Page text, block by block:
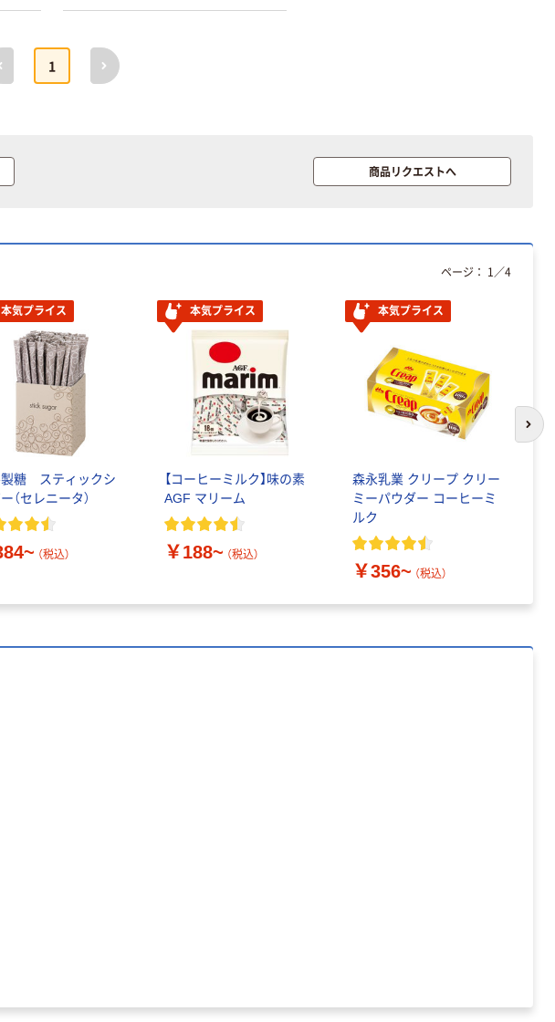
1
次へ
商品リクエストへ
本気プライス
製糖 スティックシ
（セレニータ）
（税込）
本気プライス
【コーヒーミルク】味の素
AGF マリーム
￥188~ （税込）
本気プライス
森永乳業 クリープ クリー
ミーパウダー コーヒーミ
ルク
￥356~ （税込）
ページ： 1 ／4
次